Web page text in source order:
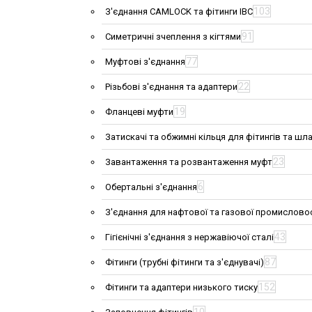
З'єднання CAMLOCK та фітинги IBC 103
Симетричні зчеплення з кігтями 91
Муфтові з'єднання 77
Різьбові з'єднання та адаптери 22
Фланцеві муфти 19
Затискачі та обжимні кільця для фітингів та
Завантаження та розвантаження муфт23
Обертальні з'єднання 6
З'єднання для нафтової та газової
Гігієнічні з'єднання з нержавіючої сталі43
Фітинги (трубні фітинги та з'єднувачі) 87
Фітинги та адаптери низького тиску 152